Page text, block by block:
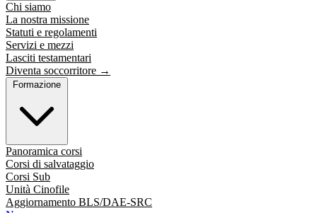
Chi siamo
La nostra missione
Statuti e regolamenti
Servizi e mezzi
Lasciti testamentari
Diventa soccorritore →
Formazione
Panoramica corsi
Corsi di salvataggio
Corsi Sub
Unità Cinofile
Aggiornamento BLS/DAE-SRC